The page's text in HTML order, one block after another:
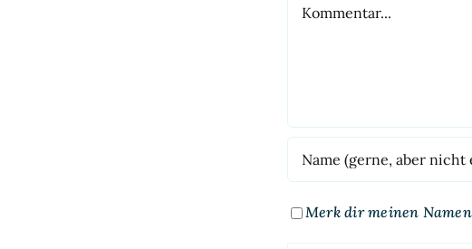
Merk dir meinen